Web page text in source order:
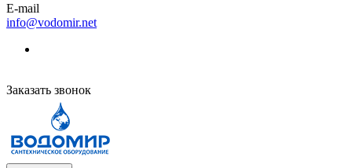
E-mail
info@vodomir.net
Заказать звонок